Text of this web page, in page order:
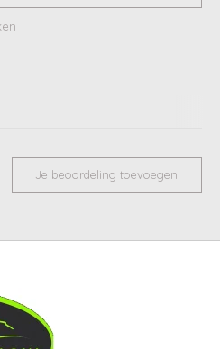
Je beoordeling toevoegen